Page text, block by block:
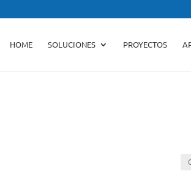
HOME SOLUCIONES PROYECTOS